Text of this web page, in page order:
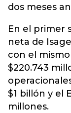
dos meses
En el primer
neta de
con el
$220.743
$1 billón y el
millones.